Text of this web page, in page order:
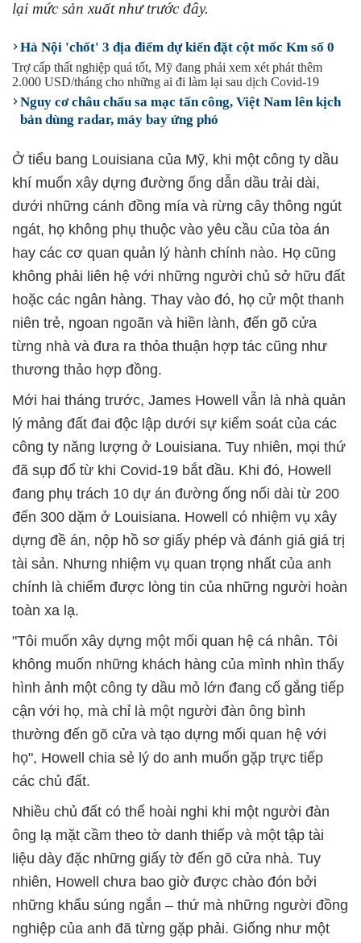
lại mức sản xuất như trước đây.
Hà Nội 'chốt' 3 địa điểm dự kiến đặt cột mốc Km số 0
Trợ cấp thất nghiệp quá tốt, Mỹ đang phải xem xét phát thêm
2.000 USD/tháng cho những ai đi làm lại sau dịch Covid-19
Nguy cơ châu chấu sa mạc tấn công, Việt Nam lên kịch
bản dùng radar, máy bay ứng phó
Ở tiểu bang Louisiana của Mỹ, khi một công ty dầu
khí muốn xây dựng đường ống dẫn dầu trải dài,
dưới những cánh đồng mía và rừng cây thông ngút
ngát, họ không phụ thuộc vào yêu cầu của tòa án
hay các cơ quan quản lý hành chính nào. Họ cũng
không phải liên hệ với những người chủ sở hữu đất
hoặc các ngân hàng. Thay vào đó, họ cử một thanh
niên trẻ, ngoan ngoãn và hiền lành, đến gõ cửa
từng nhà và đưa ra thỏa thuận hợp tác cũng như
thương thảo hợp đồng.
Mới hai tháng trước, James Howell vẫn là nhà quản
lý mảng đất đai độc lập dưới sự kiểm soát của các
công ty năng lượng ở Louisiana. Tuy nhiên, mọi thứ
đã sụp đổ từ khi Covid-19 bắt đầu. Khi đó, Howell
đang phụ trách 10 dự án đường ống nối dài từ 200
đến 300 dặm ở Louisiana. Howell có nhiệm vụ xây
dựng đề án, nộp hồ sơ giấy phép và đánh giá giá trị
tài sản. Nhưng nhiệm vụ quan trọng nhất của anh
chính là chiếm được lòng tin của những người hoàn
toàn xa lạ.
"Tôi muốn xây dựng một mối quan hệ cá nhân. Tôi
không muốn những khách hàng của mình nhìn thấy
hình ảnh một công ty dầu mỏ lớn đang cố gắng tiếp
cận với họ, mà chỉ là một người đàn ông bình
thường đến gõ cửa và tạo dựng mối quan hệ với
họ", Howell chia sẻ lý do anh muốn gặp trực tiếp
các chủ đất.
Nhiều chủ đất có thể hoài nghi khi một người đàn
ông lạ mặt cầm theo tờ danh thiếp và một tập tài
liệu dày đặc những giấy tờ đến gõ cửa nhà. Tuy
nhiên, Howell chưa bao giờ được chào đón bởi
những khẩu súng ngắn – thứ mà những người đồng
nghiệp của anh đã từng gặp phải. Giống như một